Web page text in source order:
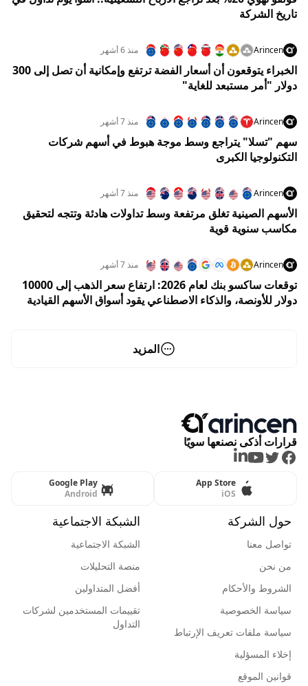
تاريخ الشركة
Arincen منذ 6 أشهر
الخبراء يتوقعون أن أسعار الفضة ترتفع وإمكانية أن تصل إلى 300
دولار "أمر مستبعد للغاية"
Arincen منذ 7 أشهر
سهم "تسلا" يتراجع وسط موجة هبوط في أسهم شركات
التكنولوجيا الكبرى
Arincen منذ 7 أشهر
الأسهم الصينية تغلق مرتفعة وسط تداولات هادئة وتتجه لتحقيق
مكاسب سنوية قوية
Arincen منذ 7 أشهر
توقعات ساكسو بنك لعام 2026: ارتفاع سعر الذهب إلى 10000
دولار للأونصة، والذكاء الاصطناعي يقود أسواق الأسهم القيادية
المزيد
قرارات أذكى نصنعها سويًا
Facebook
Twitter
Youtube
LinkedIn
App Store
iOS
Google Play
Android
حول الشركة
تواصل معنا
من نحن
الشروط والأحكام
سياسة الخصوصية
سياسة ملفات تعريف الإرتباط
إخلاء المسؤلية
قوانين الموقع
الشبكة الاجتماعية
الشبكة الاجتماعية
منصة التحليلات
أفضل المتداولين
تقييمات المستخدمين لشركات
التداول